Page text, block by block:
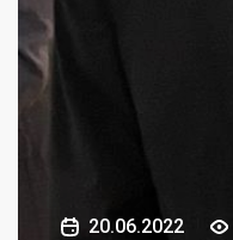
20.06.2022